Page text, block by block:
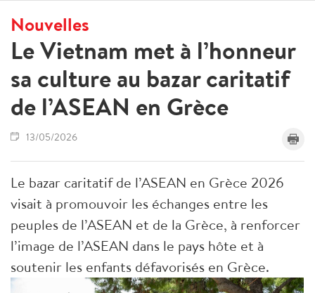
Nouvelles
Le Vietnam met à l’honneur
sa culture au bazar caritatif
de l’ASEAN en Grèce
13/05/2026
Le bazar caritatif de l’ASEAN en Grèce 2026
visait à promouvoir les échanges entre les
peuples de l’ASEAN et de la Grèce, à renforcer
l’image de l’ASEAN dans le pays hôte et à
soutenir les enfants défavorisés en Grèce.